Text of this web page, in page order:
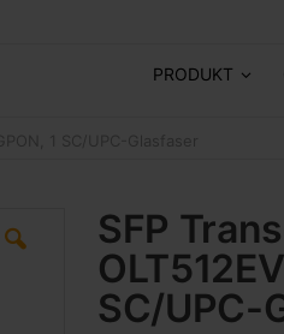
PRODUKT
SFP
SC/UPC-